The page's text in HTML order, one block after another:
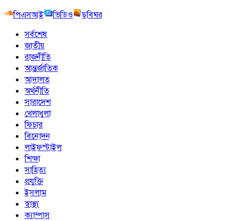
পিএসআই
ভিডিও
ছবিঘর
সর্বশেষ
জাতীয়
রাজনীতি
আন্তর্জাতিক
আদালত
অর্থনীতি
সারাদেশ
খেলাধুলা
ফিচার
বিনোদন
লাইফস্টাইল
শিক্ষা
সাহিত্য
প্রযুক্তি
ইসলাম
স্বাস্থ্য
ক্যাম্পাস